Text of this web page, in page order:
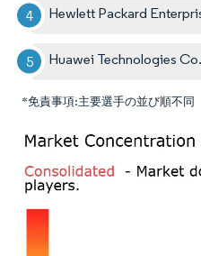
Hewlett Packard
Huawei Technologies
*免責事項:主要選手の並び順不同